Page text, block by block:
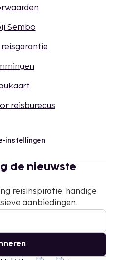
Sembo
reisbureaus
instellingen
de nieuwste
reisinspiratie, handige
aanbiedingen.